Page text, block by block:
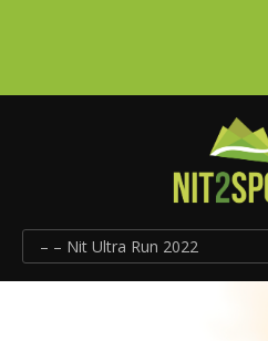
– – Nit Ultra Run 2022